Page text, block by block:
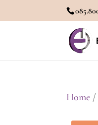
Home /